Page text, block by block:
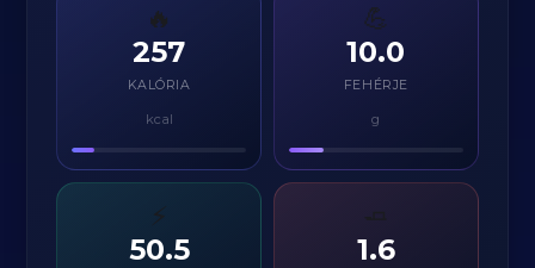
🔥
257
KALÓRIA
kcal
💪
10.0
FEHÉRJE
g
⚡
50.5 1.6